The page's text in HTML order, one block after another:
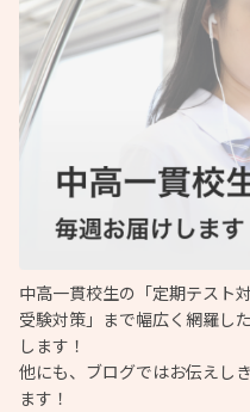
中高一貫校生の「定期テスト
受験対策」まで幅広く網羅し
します！
他にも、ブログではお伝えし
ます！